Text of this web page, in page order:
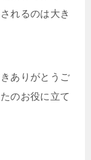
れるのは大き
ありがとうご
のお役に立て